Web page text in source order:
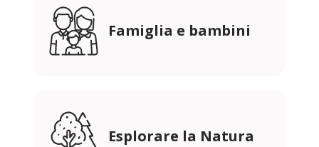
Famiglia e bambini
Esplorare la Natura